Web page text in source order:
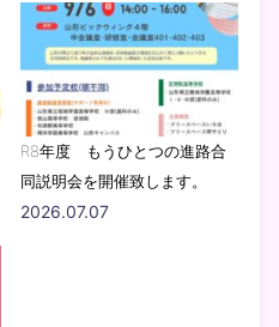
R8年度 もうひとつの進路合
同説明会を開催致します。
2026.07.07